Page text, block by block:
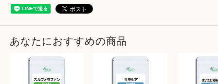
あなたにおすすめの商品